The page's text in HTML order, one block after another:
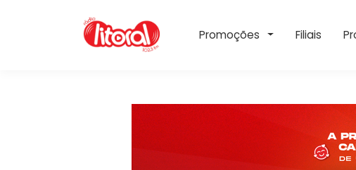
Promoções ToggleFiliais
Rádio Litoral FM: